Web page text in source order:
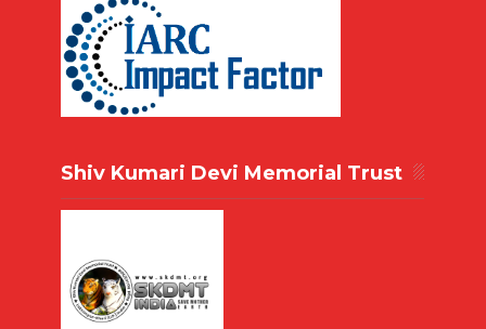
Shiv Kumari Devi Memorial Trust